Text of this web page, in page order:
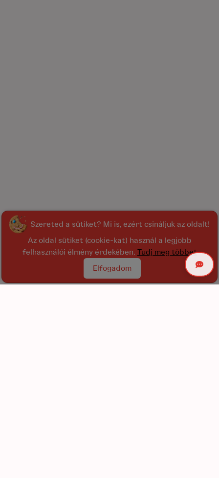
Szereted a sütiket? Mi is, ezért csináljuk az oldalt!
Az oldal sütiket (cookie-kat) használ a legjobb
felhasználói élmény érdekében. Tudj meg többet
Elfogadom